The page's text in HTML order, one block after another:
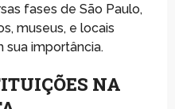
fases de São Paulo,
museus, e locais
importância.
NA